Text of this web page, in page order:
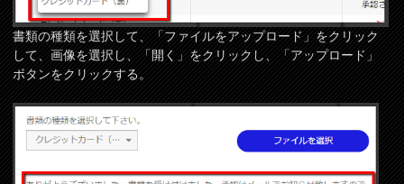
書類の種類を選択して、「ファイルをアップロード」をクリック
して、画像を選択し、「開く」をクリックし、「アップロード」
ボタンをクリックする。